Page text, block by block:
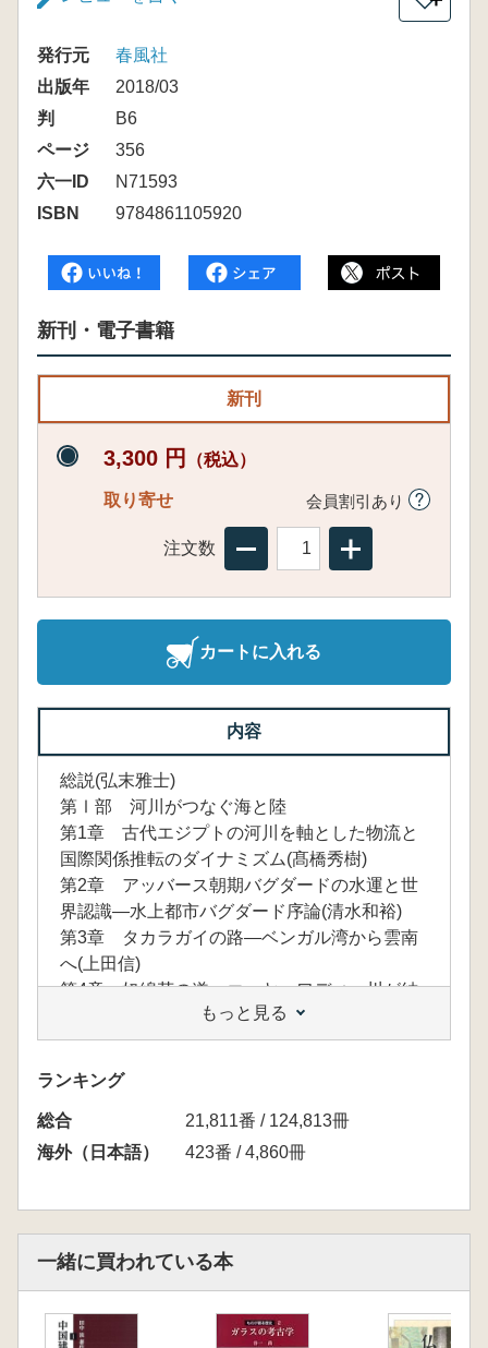
発行元
春風社
出版年
2018/03
判
B6
ページ
356
六一ID
N71593
ISBN
9784861105920
新刊・電子書籍
新刊
3,300 円 （税込）
取り寄せ 会員割引あり
注文数
カートに入れる
内容
総説(弘末雅士)
第Ⅰ部 河川がつなぐ海と陸
第1章 古代エジプトの河川を軸とした物流と
国際関係推転のダイナミズム(髙橋秀樹)
第2章 アッバース朝期バグダードの水運と世
界認識―水上都市バグダード序論(清水和裕)
第3章 タカラガイの路―ベンガル湾から雲南
へ(上田信)
第4章 奴綿花の道―エーヤーワディー川が結
ぶベンガル湾・ビルマ・雲南(渡邊佳成)
第Ⅱ部 近世の海域世界と国家
第5章 明代中国の辺防官制における海と陸(荷
見守義)
第6章 長崎の唐人屋敷の設置はなぜ、17世紀
末までずれこんだのか?―近世日本国際関係論
会(和田郁子)
第8章 「熱帯のバビロン」から「熱帯のヴェ
洋)
もっと見る
ランキング
総合
21,811番 / 124,813冊
海外（日本語）
423番 / 4,860冊
一緒に買われている本